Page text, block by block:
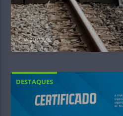
10/08/2026
DESTAQUES